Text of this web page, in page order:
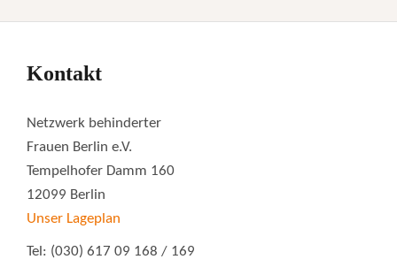
Kontakt
Netzwerk behinderter
Frauen Berlin e.V.
Tempelhofer Damm 160
12099 Berlin
Unser Lageplan
Tel: (030) 617 09 168 / 169